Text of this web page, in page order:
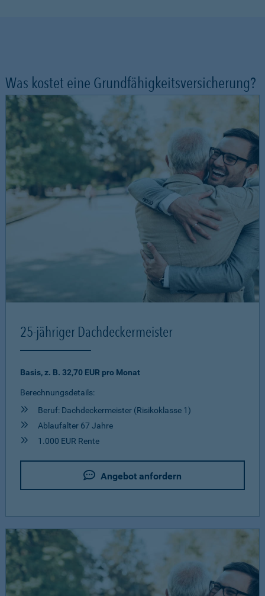
Was kostet eine Grundfähigkeitsversicherung?
25-jähriger Dachdeckermeister
Basis, z. B. 32,70 EUR pro Monat
Berechnungsdetails:
Beruf: Dachdeckermeister (Risikoklasse 1)
Ablaufalter 67 Jahre
1.000 EUR Rente
Angebot anfordern